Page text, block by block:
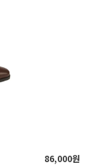
86,000원